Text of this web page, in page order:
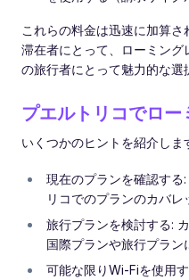
これらの料金は迅速に加算
滞在者にとって、ローミング
の旅行者にとって魅力的な選
プエルトリコでロ
いくつかのヒントを紹介しま
現在のプランを確認する
リコでのプランのカバレ
旅行プランを検討する:
国際プランや旅行プラン
可能な限りWi-Fiを使用